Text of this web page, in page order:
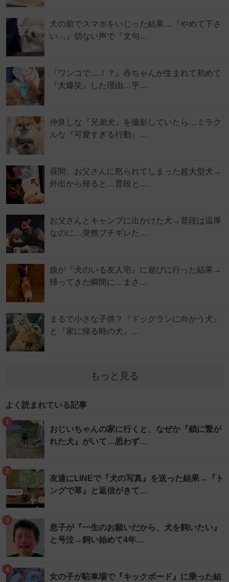
犬の前でスマホをいじった結果…『やめて下さ
い…』切ない声で『文句…
『ワンコで…！？』赤ちゃんが生まれて初めて
『大爆笑』した理由…平…
仲良しな『兄弟犬』を撮影していたら…ミラク
ルな『可愛すぎる行動』…
昼間、お父さんに怒られてしまった超大型犬→
外出から帰ると…普段と…
お父さんとキャンプに出かけた犬→普段は温厚
なのに…突然ブチギレた…
娘が『犬のいる友人宅』に遊びに行った結果→
帰ってきた瞬間に…まさ…
まるで小さな子供？『ドッグランに向かう犬』
と『家に帰る時の犬』…
もっと見る
よく読まれている記事
1
おじいちゃんの家に行くと、なぜか『鎖に繋が
れた犬』がいて…思わず…
2
友達にLINEで『犬の写真』を送った結果→『ト
ングで草』と返信がきて…
3
息子が『一生のお願いだから、犬を飼いたい』
と号泣→飼い始めて4年…
4
女の子が駐車場で『キックボード』に乗った結